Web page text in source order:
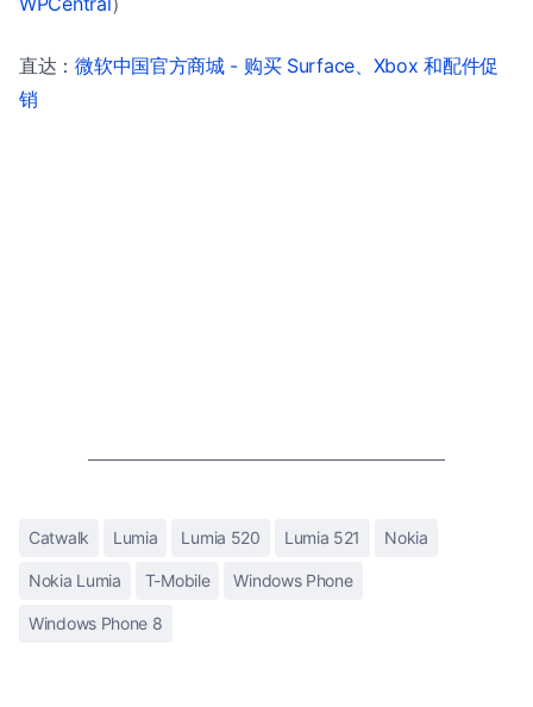
直达：微软中国官方商城 - 购买 Surface、Xbox 和配件促
销
Catwalk Lumia Lumia 520 Lumia 521 Nokia
Nokia Lumia T-Mobile Windows Phone
Windows Phone 8